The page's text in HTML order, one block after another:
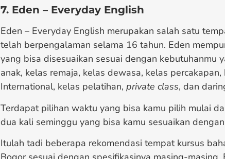
7. Eden – Everyday English
Eden – Everyday English merupakan salah satu
telah berpengalaman selama 16 tahun. Eden
yang bisa disesuaikan sesuai dengan kebutuhanmu
anak, kelas remaja, kelas dewasa, kelas
International, kelas pelatihan, private class, dan
Terdapat pilihan waktu yang bisa kamu pilih mulai
dua kali seminggu yang bisa kamu sesuaikan
Itulah tadi beberapa rekomendasi tempat kursus